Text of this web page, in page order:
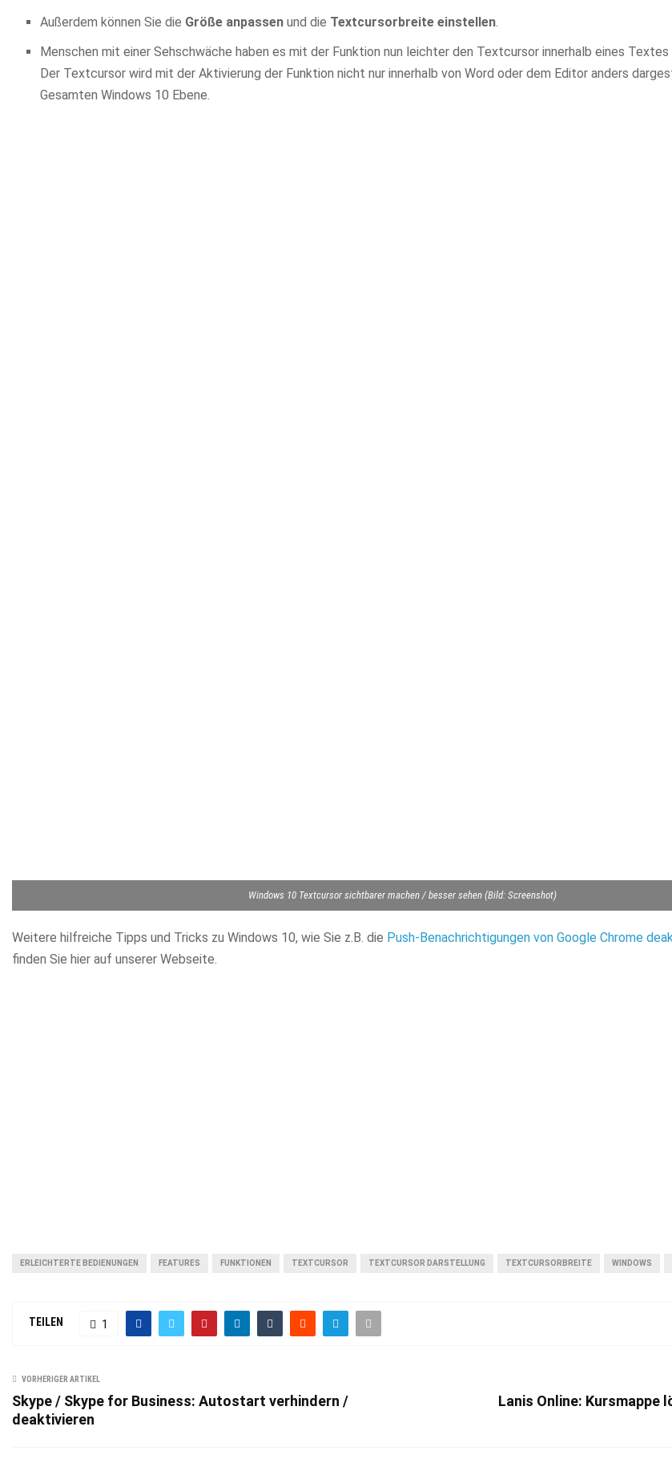
Außerdem können Sie die Größe anpassen und die Textcursorbreite einstellen
Menschen mit einer Sehschwäche haben es mit der Funktion nun leichter den Textcursor innerhalb eines Textes
Der Textcursor wird mit der Aktivierung der Funktion nicht nur innerhalb von Word oder dem Editor anders
Gesamten Windows 10 Ebene.
Windows 10 Textcursor sichtbarer machen / besser sehen (Bild: Screenshot)
Weitere hilfreiche Tipps und Tricks zu Windows 10, wie Sie z.B. die Push-Benachrichtigungen von Google Chrome
finden Sie hier auf unserer Webseite.
ERLEICHTERTE BEDIENUNGEN FEATURES FUNKTIONEN TEXTCURSOR TEXTCURSOR DARSTELLUNG TEXTCURSORBREITE WINDOWS
TEILEN 1
VORHERIGER ARTIKEL
Skype / Skype for Business: Autostart verhindern /
deaktivieren
Lanis Online: Kursmappe